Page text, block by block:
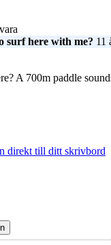
surf here with me? 11
A 700m paddle